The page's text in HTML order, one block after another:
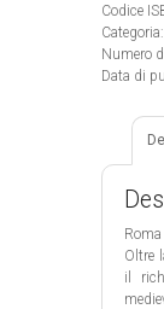
Codice
Categoria:
Numero
Data di
Oltre
il